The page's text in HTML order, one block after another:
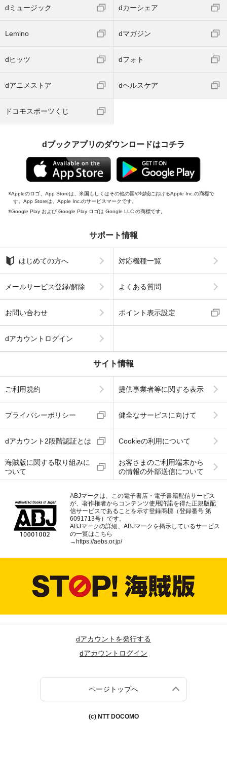
dミュージック dカーシェア
Lemino dマガジン
dヒッツ dフォト
dアニメストア dヘルスケア
ドコモスポーツくじ
dブックアプリのダウンロードはコチラ
Appleのロゴ、App Storeは、米国もしくはその他の国や地域におけるApple Inc.の商標で
す。App Storeは、Apple Inc.のサービスマークです。
Google Play および Google Play ロゴは Google LLC の商標です。
サポート情報
はじめての方へ 対応機種一覧
メールサービス登録/解除 よくある質問
お問い合わせ ポイント表示設定
dアカウントログイン
サイト情報
ご利用規約 提供事業者等に関する表示
プライバシーポリシー 健全なサービスに向けて
dアカウント2段階認証とは Cookieの利用について
海賊版に関する取り組みに
ついて
お客さまのご利用端末から
の情報の外部送信について
ABJマークは、この電子書店・電子書籍配信サービス
が、著作権者からコンテンツ使用許諾を得た正規版配
信サービスであることを示す登録商標（登録番号 第
6091713号）です。
ABJマークの詳細、ABJマークを掲示しているサービス
の一覧はこちら
→https://aebs.or.jp/
dアカウントを発行する
dアカウントログイン
ページトップへ
(c) NTT DOCOMO